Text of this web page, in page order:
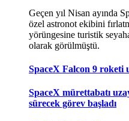
Geçen yıl Nisan ayında
özel astronot ekibini
yörüngesine turistik
olarak görülmüştü.
SpaceX Falcon 9 roketi
SpaceX mürettabatı
sürecek görev başladı